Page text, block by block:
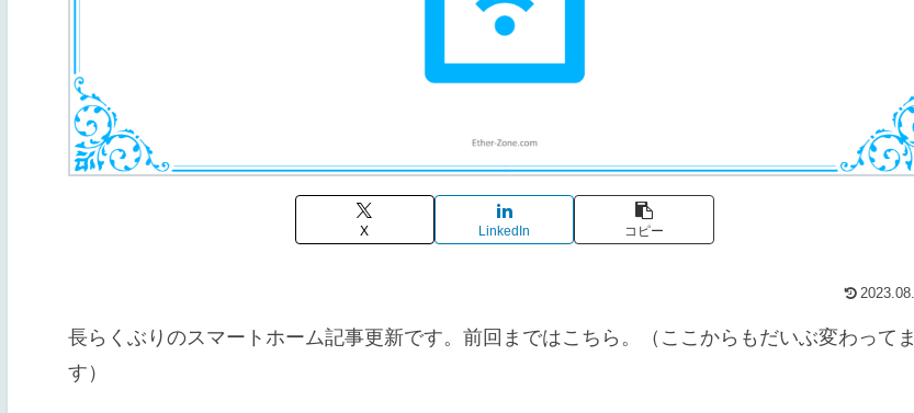
X LinkedIn コピー
長らくぶりのスマートホーム記事更新です。前回まではこちら。（ここからもだいぶ変わってま
す）